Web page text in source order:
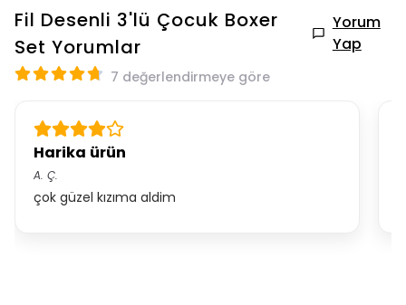
Fil Desenli 3'lü Çocuk Boxer
Set Yorumlar
Yorum
Yap
7 değerlendirmeye göre
Harika ürün
A. Ç.
çok güzel kızıma aldim